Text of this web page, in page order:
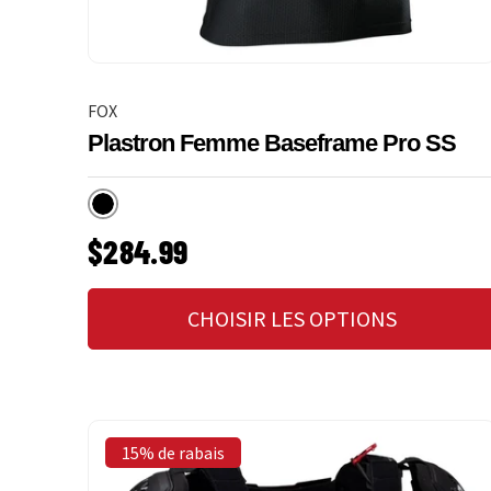
FOX
Plastron Femme Baseframe Pro SS
Noir
PRIX HABITUEL
$284.99
CHOISIR LES OPTIONS
15% de rabais